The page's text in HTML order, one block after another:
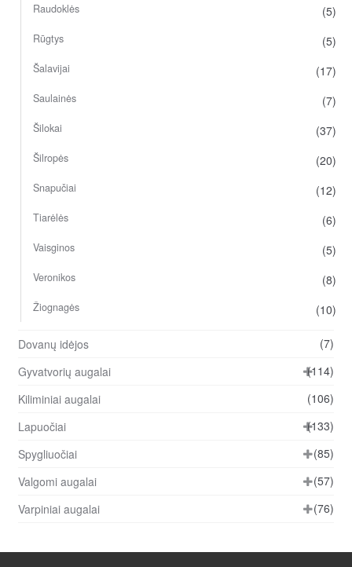
Raudoklės (5)
Rūgtys (5)
Šalavijai (17)
Saulainės (7)
Šilokai (37)
Šilropės (20)
Snapučiai (12)
Tiarėlės (6)
Vaisginos (5)
Veronikos (8)
Žiognagės (10)
Dovanų idėjos
(7)
Gyvatvorių augalai
(114)
Kiliminiai augalai
(106)
Lapuočiai
(133)
Spygliuočiai
(85)
Valgomi augalai
(57)
Varpiniai augalai
(76)